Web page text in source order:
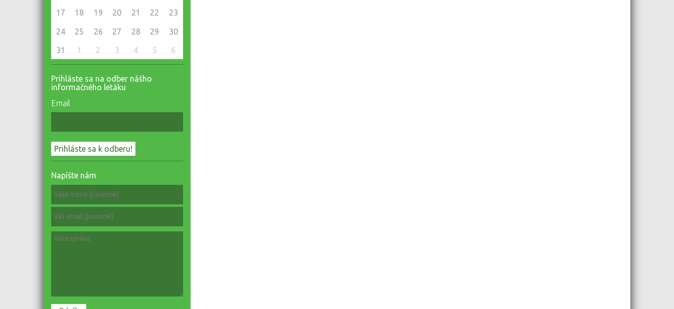
17 18 19 20 21 22 23
24 25 26 27 28 29 30
31 1 2 3 4 5 6
Prihláste sa na odber nášho
informačného letáku
Email
Napíšte nám